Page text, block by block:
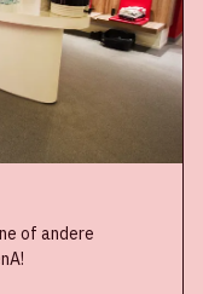
of andere